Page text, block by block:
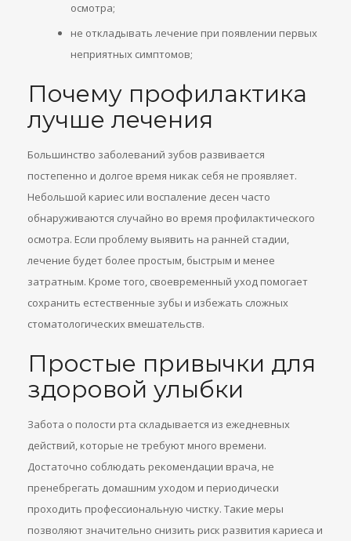
осмотра;
не откладывать лечение при появлении первых
неприятных симптомов;
Почему профилактика
лучше лечения
Большинство заболеваний зубов развивается
постепенно и долгое время никак себя не проявляет.
Небольшой кариес или воспаление десен часто
обнаруживаются случайно во время профилактического
осмотра. Если проблему выявить на ранней стадии,
лечение будет более простым, быстрым и менее
затратным. Кроме того, своевременный уход помогает
сохранить естественные зубы и избежать сложных
стоматологических вмешательств.
Простые привычки для
здоровой улыбки
Забота о полости рта складывается из ежедневных
действий, которые не требуют много времени.
Достаточно соблюдать рекомендации врача, не
пренебрегать домашним уходом и периодически
проходить профессиональную чистку. Такие меры
позволяют значительно снизить риск развития кариеса и